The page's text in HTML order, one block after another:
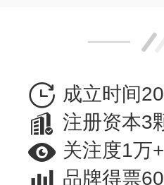
成立时间
注册资本3
关注度1万+
品牌得票